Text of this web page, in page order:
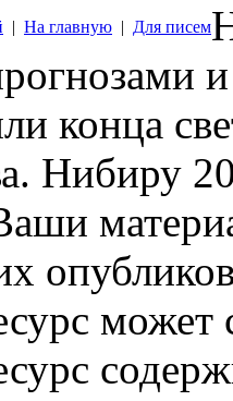
| На главную | Для писем
конца
Нибиру
может